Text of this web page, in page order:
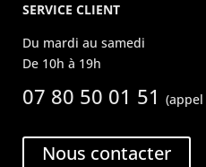
SERVICE CLIENT
Du mardi au samedi
De 10h à 19h
07 80 50 01 51
Nous contacter